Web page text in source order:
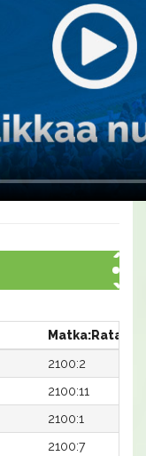
Matka:Rata
2100:2
2100:11
2100:1
2100:7